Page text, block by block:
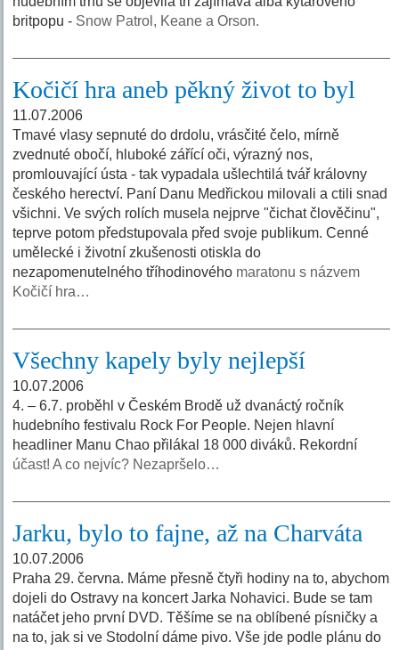
britpopu - Snow Patrol, Keane a Orson.
Kočičí hra aneb pěkný život to byl
11.07.2006
Tmavé vlasy sepnuté do drdolu, vrásčité čelo, mírně
zvednuté obočí, hluboké zářící oči, výrazný nos,
promlouvající ústa - tak vypadala ušlechtilá tvář královny
českého herectví. Paní Danu Medřickou milovali a ctili snad
všichni. Ve svých rolích musela nejprve "čichat člověčinu",
teprve potom předstupovala před svoje publikum. Cenné
umělecké i životní zkušenosti otiskla do
nezapomenutelného tříhodinového maratonu s názvem
Kočičí hra…
Všechny kapely byly nejlepší
10.07.2006
4. – 6.7. proběhl v Českém Brodě už dvanáctý ročník
hudebního festivalu Rock For People. Nejen hlavní
headliner Manu Chao přilákal 18 000 diváků. Rekordní
účast! A co nejvíc? Nezapršelo…
Jarku, bylo to fajne, až na Charváta
10.07.2006
Praha 29. června. Máme přesně čtyři hodiny na to, abychom
dojeli do Ostravy na koncert Jarka Nohavici. Bude se tam
natáčet jeho první DVD. Těšíme se na oblíbené písničky a
na to, jak si ve Stodolní dáme pivo. Vše jde podle plánu do